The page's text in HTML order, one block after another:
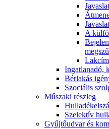
A
Ingatlanadó,
Bérlakás
Szociális
Műszaki részleg
Szelektív
Gyűjtőudvar és